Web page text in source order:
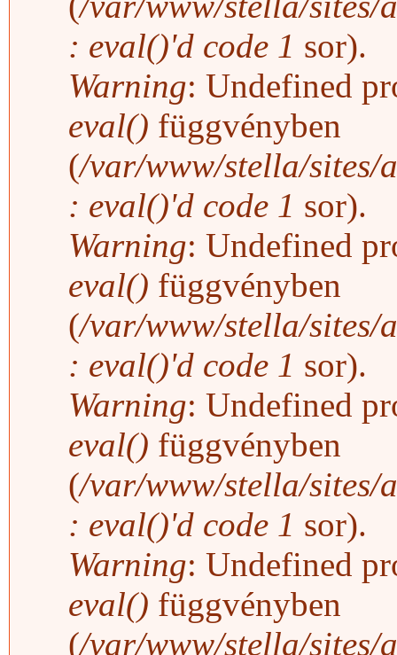
: eval()'d code 1 sor).
Warning: Undefined
eval() függvényben
(/var/www/stella/sites/
: eval()'d code 1 sor).
Warning: Undefined
eval() függvényben
(/var/www/stella/sites/
: eval()'d code 1 sor).
Warning: Undefined
eval() függvényben
(/var/www/stella/sites/
: eval()'d code 1 sor).
Warning: Undefined
eval() függvényben
(/var/www/stella/sites/